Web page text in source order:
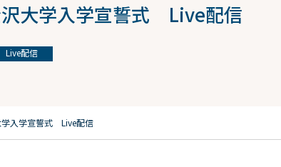
大学入学宣誓式 Live配信
Live配信
学入学宣誓式 Live配信